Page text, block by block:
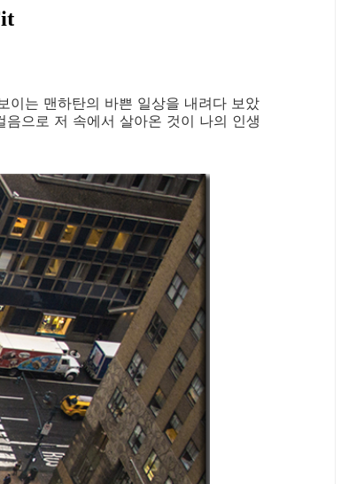
이는 맨하탄의 바쁜 일상을 내려다 보았
으로 저 속에서 살아온 것이 나의 인생